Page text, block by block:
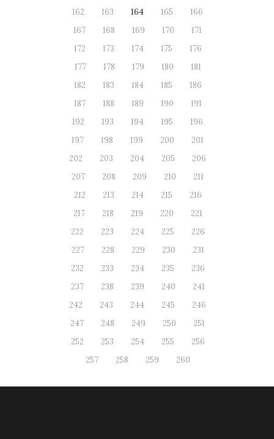
162
163 164 165
166
167
168 169 170
171
172
173 174 175
176
177
178 179 180
181
182
183 184 185
186
187
188 189 190
191
192
193 194 195
196
197
198 199 200
201
202
203 204 205
206
207
208 209 210
211
212
213 214 215
216
217
218 219 220
221
222
223 224 225
226
227
228 229 230
231
232
233 234 235
236
237
238 239 240
241
242
243 244 245
246
247
248 249 250
251
252
253 254 255
256
257
258 259 260